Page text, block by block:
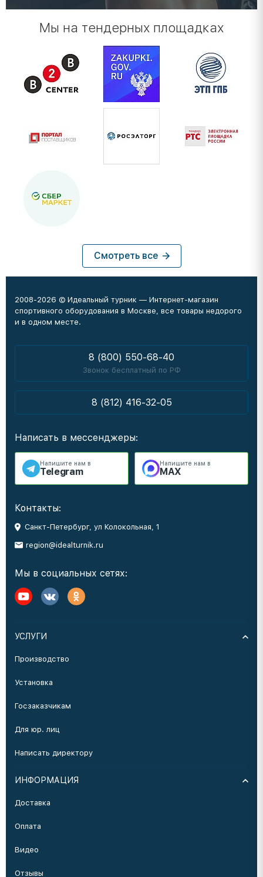
Мы на тендерных площадках
Смотреть все
2008-2026 © Идеальный турник — Интернет-магазин
спортивного оборудования в Москве, все товары недорого
и в одном месте.
8 (800) 550-68-40
Звонок бесплатный по РФ
8 (812) 416-32-05
Написать в мессенджеры:
Напишите нам в
Telegram
Напишите нам в
MAX
Контакты:
Санкт-Петербург, ул Колокольная, 1
region@idealturnik.ru
Мы в социальных сетях:
УСЛУГИ
Производство
Установка
Госзаказчикам
Для юр. лиц
Написать директору
ИНФОРМАЦИЯ
Доставка
Оплата
Видео
Отзывы